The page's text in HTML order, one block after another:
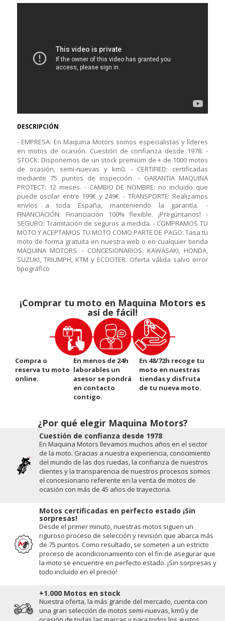
DESCRIPCIÓN
- EMPRESA: En Maquina Motors somos especialistas y líderes
en motos de ocasión. Cuestión de confianza desde 1978. -
STOCK: Disponemos de un stock premium de + de 1000 motos
de ocasión, semi-nuevas y km0. - CERTIFIED: certificadas
mediante 75 puntos de inspección. - GARANTIA MAQUINA
PROTECT: 12 meses. - CAMBIO DE NOMBRE: no incluido que
puede oscilar entre 199€ y 249€. - TRANSPORTE: Realizamos
envíos a toda España, manteniendo la garantía. -
FINANCIACIÓN: Financiación 100% flexible. ¡Pregúntanos! -
SEGURO: Tramitación de seguros a medida. - COMPRAMOS TU
MOTO Y ACEPTAMOS TU MOTO COMO PARTE DE PAGO: Tasa tu
moto de forma gratuita en nuestra web o en cualquier tienda
MAQUINA MOTORS. - CONCESIONARIOS: KAWASAKI, HONDA,
SUZUKI, TRIUMPH, KTM y ECOOTER. Oferta válida salvo error
tipográfico
¡Comprar tu moto en Maquina Motors es
así de fácil!
Compra o
reserva tu moto
online.
En menos de 24h
laborables un
asesor se pondrá
en contacto
contigo.
En 48/72h recoge tu
moto en nuestras
tiendas y disfruta
de tu nueva moto.
¿Por qué elegir Maquina Motors?
Cuestión de conﬁanza desde 1978
En Maquina Motors llevamos muchos años en el sector
de la moto. Gracias a nuestra experiencia, conocimiento
del mundo de las dos ruedas, la conﬁanza de nuestros
clientes y la transparencia de nuestros procesos somos
el concesionario referente en la venta de motos de
ocasión con más de 45 años de trayectoria.
Motos certificadas en perfecto estado ¡Sin
sorpresas!
Desde el primer minuto, nuestras motos siguen un
riguroso proceso de selección y revisión que abarca más
de 75 puntos. Como resultado, se someten a un estricto
proceso de acondicionamiento con el fin de asegurar que
la moto se encuentre en perfecto estado. ¡Sin sorpresas y
todo incluido en el precio!
+1.000 Motos en stock
Nuestra oferta, la más grande del mercado, cuenta con
una gran selección de motos semi-nuevas, km0 y de